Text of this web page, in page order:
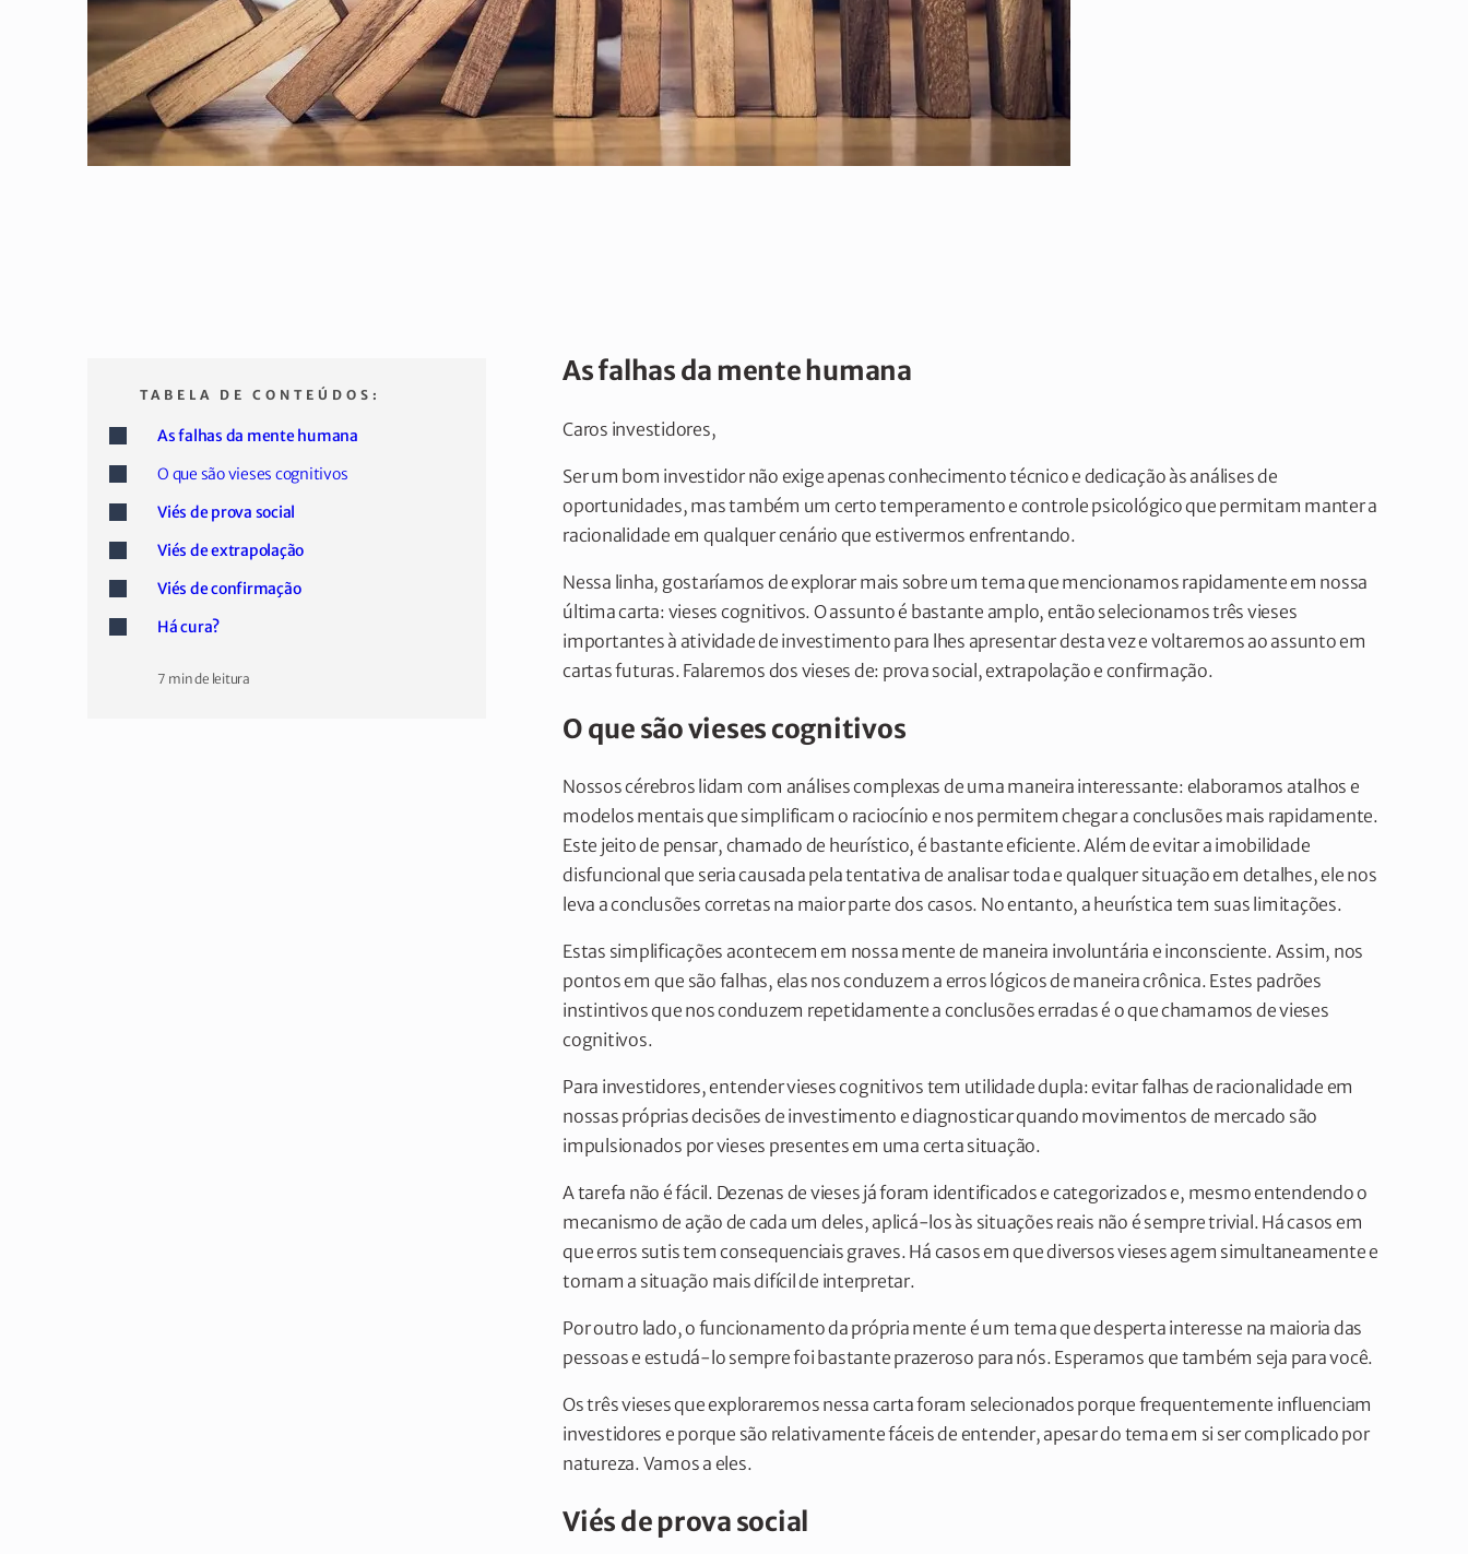
TABELA DE CONTEÚDOS:
As falhas da mente humana
O que são vieses cognitivos
Viés de prova social
Viés de extrapolação
Viés de confirmação
Há cura?
7 min de leitura
As falhas da mente humana
Caros investidores,
Ser um bom investidor não exige apenas conhecimento técnico e dedicação às análises de
oportunidades, mas também um certo temperamento e controle psicológico que permitam manter a
racionalidade em qualquer cenário que estivermos enfrentando.
Nessa linha, gostaríamos de explorar mais sobre um tema que mencionamos rapidamente em nossa
última carta: vieses cognitivos. O assunto é bastante amplo, então selecionamos três vieses
importantes à atividade de investimento para lhes apresentar desta vez e voltaremos ao assunto em
cartas futuras. Falaremos dos vieses de: prova social, extrapolação e confirmação.
O que são vieses cognitivos
Nossos cérebros lidam com análises complexas de uma maneira interessante: elaboramos atalhos e
modelos mentais que simplificam o raciocínio e nos permitem chegar a conclusões mais rapidamente.
Este jeito de pensar, chamado de heurístico, é bastante eficiente. Além de evitar a imobilidade
disfuncional que seria causada pela tentativa de analisar toda e qualquer situação em detalhes, ele nos
leva a conclusões corretas na maior parte dos casos. No entanto, a heurística tem suas limitações.
Estas simplificações acontecem em nossa mente de maneira involuntária e inconsciente. Assim, nos
pontos em que são falhas, elas nos conduzem a erros lógicos de maneira crônica. Estes padrões
instintivos que nos conduzem repetidamente a conclusões erradas é o que chamamos de vieses
cognitivos.
Para investidores, entender vieses cognitivos tem utilidade dupla: evitar falhas de racionalidade em
nossas próprias decisões de investimento e diagnosticar quando movimentos de mercado são
impulsionados por vieses presentes em uma certa situação.
A tarefa não é fácil. Dezenas de vieses já foram identificados e categorizados e, mesmo entendendo o
mecanismo de ação de cada um deles, aplicá-los às situações reais não é sempre trivial. Há casos em
que erros sutis tem consequenciais graves. Há casos em que diversos vieses agem simultaneamente e
tornam a situação mais difícil de interpretar.
Por outro lado, o funcionamento da própria mente é um tema que desperta interesse na maioria das
pessoas e estudá-lo sempre foi bastante prazeroso para nós. Esperamos que também seja para você.
Os três vieses que exploraremos nessa carta foram selecionados porque frequentemente influenciam
investidores e porque são relativamente fáceis de entender, apesar do tema em si ser complicado por
natureza. Vamos a eles.
Viés de prova social